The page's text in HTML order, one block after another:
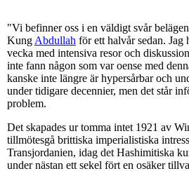
"Vi befinner oss i en väldigt svår
Kung Abdullah för ett halvår sedan. Jag
vecka med intensiva resor och
inte fann någon som var oense med
kanske inte längre är hypersårbar och
under tidigare decennier, men det står
problem.
Det skapades ur tomma intet 1921 av
tillmötesgå brittiska imperialistiska
Transjordanien, idag det Hashimitiska
under nästan ett sekel fört en osäker